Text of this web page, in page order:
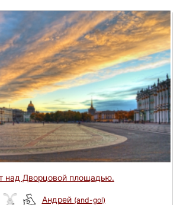
над Дворцовой площадью.
Андрей (and-gol)